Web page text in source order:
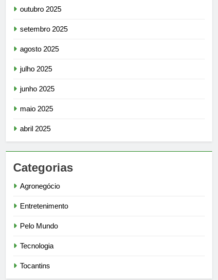
outubro 2025
setembro 2025
agosto 2025
julho 2025
junho 2025
maio 2025
abril 2025
Categorias
Agronegócio
Entretenimento
Pelo Mundo
Tecnologia
Tocantins